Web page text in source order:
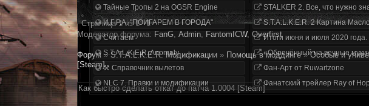
Тайные Тропы 2 на OGSR Engine
И.Г.Р.А. "ПОИГАРЕМ В ГОРОДА"
Считаем
S.T.A.L.K.E.R. Anomaly
⚒ Справочник вылетов
NLC 7. Правки и модификации
STALKER 2. Все, что нужно
S.T.A.L.K.E.R. 2 Картина
Итоги июня и июля 2020 года.
«Обречённый на вечные
Фан-Арт от Ruwartzone
Фанатский трейлер Ray of
Страница1из1
1
Модератор форума: FanG, Аdmin, FantomICW, Overfirst
Форум » S.T.A.L.K.E.R. Модификации » Помощь в моддинге » Особые и
[Steam]
Как быстро сделать откат до патча 1.0004 [Steam]